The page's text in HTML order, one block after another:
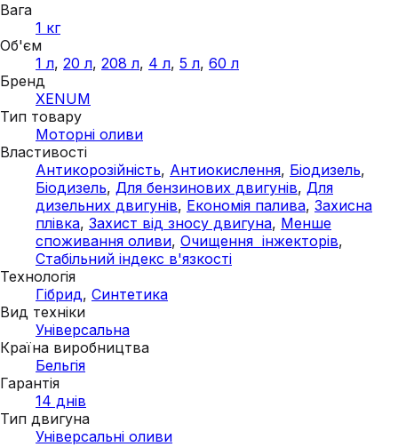
Вага
1 кг
Об'єм
1 л, 20 л, 208 л, 4 л, 5 л, 60 л
Бренд
XENUM
Тип товару
Моторні оливи
Властивості
Антикорозійність, Антиокислення, Біодизель,
Біодизель, Для бензинових двигунів, Для
дизельних двигунів, Економія палива, Захисна
плівка, Захист від зносу двигуна, Менше
споживання оливи, Очищення інжекторів,
Стабільний індекс в'язкості
Технологія
Гібрид, Синтетика
Вид техніки
Універсальна
Країна виробництва
Бельгія
Гарантія
14 днів
Тип двигуна
Універсальні оливи